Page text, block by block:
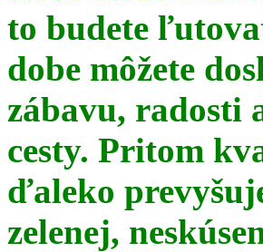
to budete
dobe môžete
zábavu, radosti
cesty. Pritom
ďaleko
zelenej,